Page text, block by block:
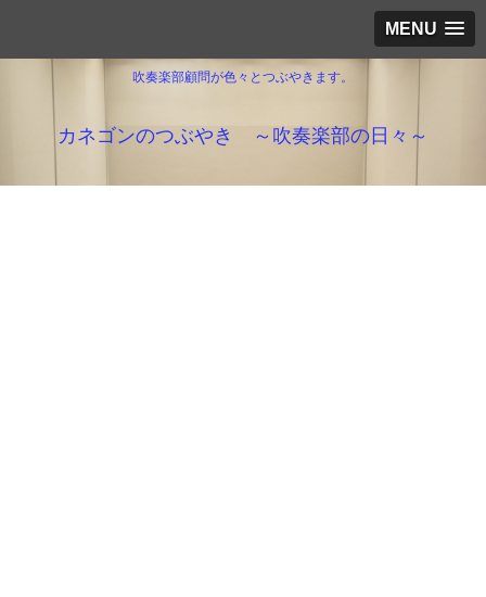
MENU
吹奏楽部顧問が色々とつぶやきます。
カネゴンのつぶやき ～吹奏楽部の日々～